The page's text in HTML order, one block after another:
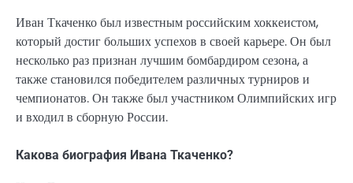
Иван Ткаченко был известным российским хоккеистом,
который достиг больших успехов в своей карьере. Он был
несколько раз признан лучшим бомбардиром сезона, а
также становился победителем различных турниров и
чемпионатов. Он также был участником Олимпийских игр
и входил в сборную России.
Какова биография Ивана Ткаченко?